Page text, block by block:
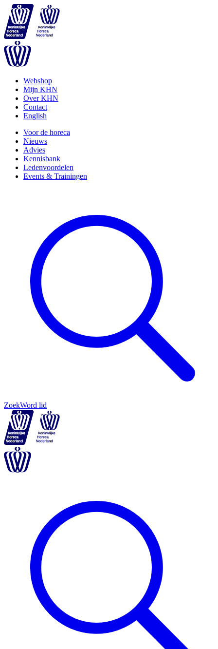
Webshop
Mijn KHN
Over KHN
Contact
English
Voor de horeca
Nieuws
Advies
Kennisbank
Ledenvoordelen
Events & Trainingen
ZoekWord lid